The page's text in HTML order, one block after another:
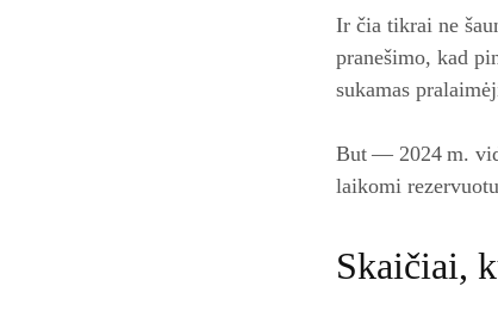
Ir čia tikrai ne
pranešimo, kad
sukamas
But — 2024 m.
laikomi
Skaičiai,